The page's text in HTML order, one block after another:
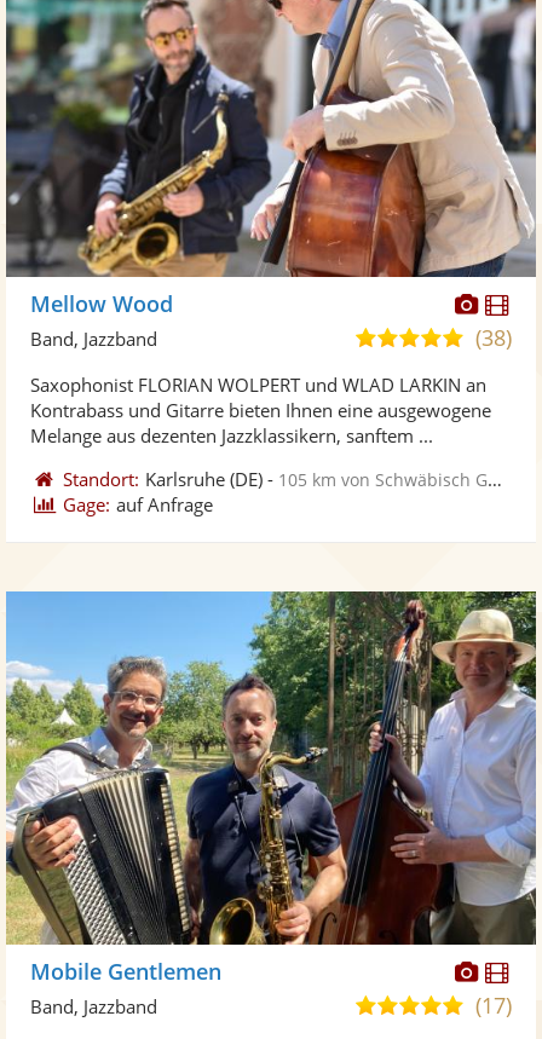
Fotos
Mellow Wood
4,9
5
(38)
Band, Jazzband
Saxophonist FLORIAN WOLPERT und WLAD LARKIN an
Kontrabass und Gitarre bieten Ihnen eine ausgewogene
Melange aus dezenten Jazzklassikern, sanftem ...
Standort: Karlsruhe (DE) - 105 km von Schwäbisch Gmünd
Gage: auf Anfrage
Mobile Gentlemen
5,0(17)
Band, Jazzband